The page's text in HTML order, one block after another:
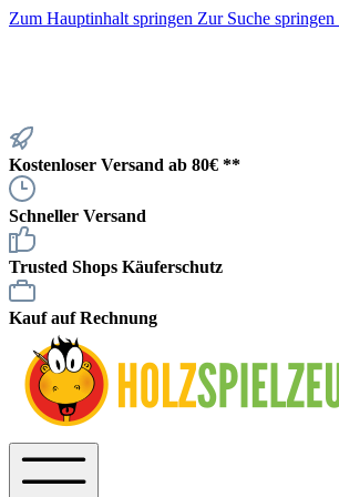
Zum Hauptinhalt springen Zur Suche springen
Kostenloser Versand ab 80€ **
Schneller Versand
Trusted Shops Käuferschutz
Kauf auf Rechnung